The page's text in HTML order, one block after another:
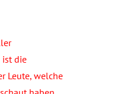
ist die
Leute, welche